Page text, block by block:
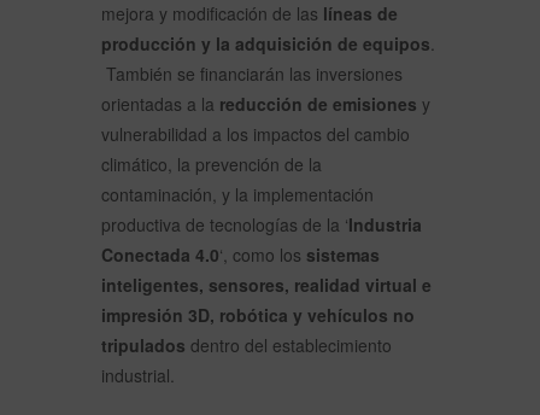
mejora y modificación de las líneas de
producción y la adquisición de equipos.
También se financiarán las inversiones
orientadas a la reducción de emisiones y
vulnerabilidad a los impactos del cambio
climático, la prevención de la
contaminación, y la implementación
productiva de tecnologías de la ‘Industria
Conectada 4.0‘, como los sistemas
inteligentes, sensores, realidad virtual e
impresión 3D, robótica y vehículos no
tripulados dentro del establecimiento
industrial.